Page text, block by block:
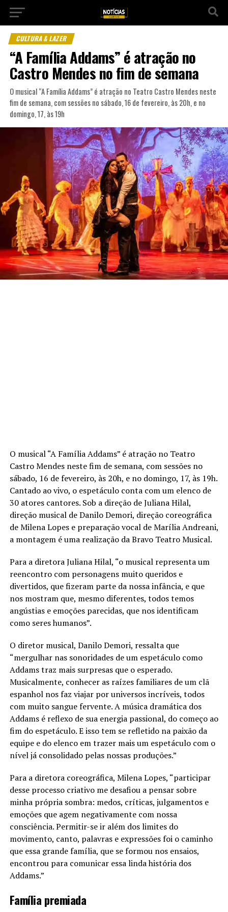
CULTURA & LAZER
“A Família Addams” é atração no
Castro Mendes no fim de semana
O musical “A Família Addams” é atração no Teatro Castro Mendes neste
fim de semana, com sessões no sábado, 16 de fevereiro, às 20h, e no
domingo, 17, às 19h
O musical “A Família Addams” é atração no Teatro
Castro Mendes neste fim de semana, com sessões no
sábado, 16 de fevereiro, às 20h, e no domingo, 17, às 19h.
Cantado ao vivo, o espetáculo conta com um elenco de
30 atores cantores. Sob a direção de Juliana Hilal,
direção musical de Danilo Demori, direção coreográfica
de Milena Lopes e preparação vocal de Marília Andreani,
a montagem é uma realização da Bravo Teatro Musical.
Para a diretora Juliana Hilal, “o musical representa um
reencontro com personagens muito queridos e
divertidos, que fizeram parte da nossa infância, e que
nos mostram que, mesmo diferentes, todos temos
angústias e emoções parecidas, que nos identificam
como seres humanos”.
O diretor musical, Danilo Demori, ressalta que
“mergulhar nas sonoridades de um espetáculo como
Addams traz mais surpresas que o esperado.
Musicalmente, conhecer as raízes familiares de um clã
espanhol nos faz viajar por universos incríveis, todos
com muito sangue fervente. A música dramática dos
Addams é reflexo de sua energia passional, do começo ao
fim do espetáculo. E isso tem se refletido na paixão da
equipe e do elenco em trazer mais um espetáculo com o
nível já consolidado pelas nossas produções.”
Para a diretora coreográfica, Milena Lopes, “participar
desse processo criativo me desafiou a pensar sobre
minha própria sombra: medos, críticas, julgamentos e
emoções que agem negativamente com nossa
consciência. Permitir-se ir além dos limites do
movimento, canto, palavras e expressões foi o caminho
que essa grande família, que se formou nos ensaios,
encontrou para comunicar essa linda história dos
Addams.”
Família premiada